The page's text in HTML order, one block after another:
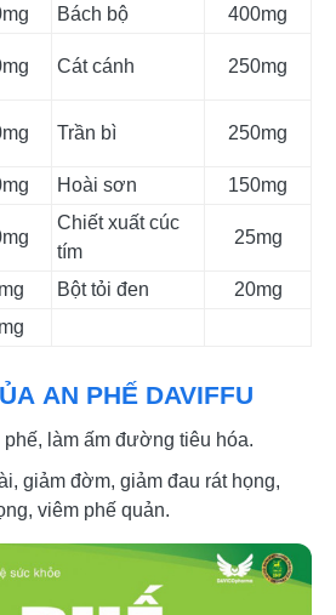
Bách bộ
400mg
Cát cánh 250mg
Trần bì 250mg
Hoài sơn 150mg
Chiết xuất cúc
tím
25mg
Bột tỏi đen
20mg
AN PHẾ DAVIFFU
làm ấm đường tiêu hóa.
giảm đờm, giảm đau rát họng,
viêm phế quản.